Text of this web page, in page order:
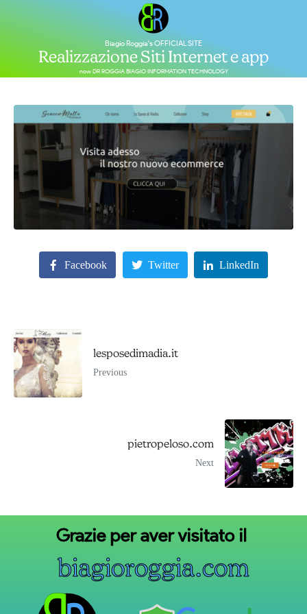
Biagio Roggia's OFFICIAL SITE
Realizzazione Siti Internet e app
now DR ROGGIA BIAGIO INFORMATION TECHNOLOGY
Facebook Twitter LinkedIn
lesposedimadia.it
Previous
pietropeloso.com
Next
Grazieperavervisitatoil
biagioroggia.com